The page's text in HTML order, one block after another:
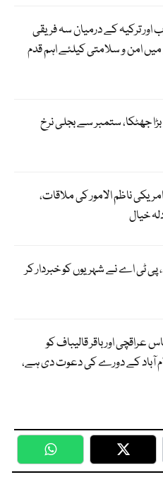
ترکیہ کے درمیان سہ فریقی
امن و سلامتی کیلئے اہم قدم
جھٹکا، ستمبر سے بجلی نرخ
ناظم الامور کی ملاقات،
خیال
پی ٹی اے نے شہریوں کو خبردار کر
عراقچی اورباقر قالیباف کو
آباد کے دورے کی دعوت دی ہے،
WhatsApp Twitter